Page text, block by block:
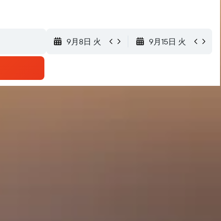
9月8日 火 9月15日 火